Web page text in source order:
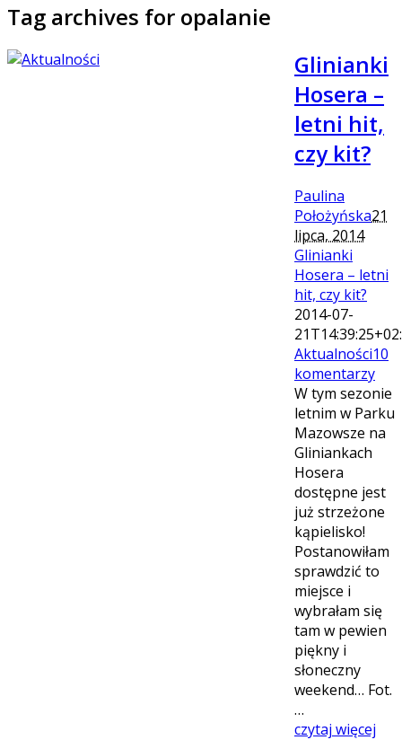
Tag archives for opalanie
Glinianki
Hosera –
letni hit,
czy kit?
Paulina
Położyńska21
lipca, 2014
Glinianki
Hosera – letni
hit, czy kit?
2014-07-
Aktualności10
komentarzy
W tym sezonie
letnim w Parku
Mazowsze na
Gliniankach
Hosera
dostępne jest
już strzeżone
kąpielisko!
Postanowiłam
sprawdzić to
miejsce i
wybrałam się
tam w pewien
piękny i
słoneczny
weekend… Fot.
…
czytaj więcej